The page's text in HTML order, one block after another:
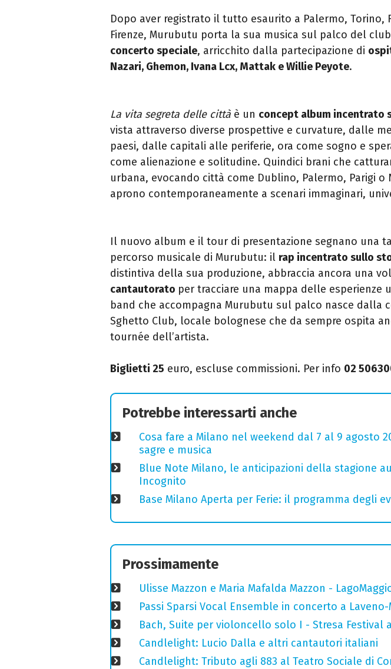
Dopo aver registrato il tutto esaurito a Palermo, Torino,
Firenze, Murubutu porta la sua musica sul palco del
concerto speciale, arricchito dalla partecipazione di
Nazari, Ghemon, Ivana Lcx, Mattak eWillie Peyote.
La vita segreta delle città è un concept album incentrato
vista attraverso diverse prospettive e curvature, dalle
paesi, dalle capitali alle periferie, ora come sogno e
come alienazione e solitudine. Quindici brani che
urbana, evocando città come Dublino, Palermo, Parigi o
aprono contemporaneamente a scenari immaginari,
Il nuovo album e il tour di presentazione segnano una
percorso musicale di Murubutu: il rap incentrato sullo
distintiva della sua produzione, abbraccia ancora una
cantautorato per tracciare una mappa delle esperienze
band che accompagna Murubutu sul palco nasce dalla
Sghetto Club, locale bolognese che da sempre ospita
tournée dell’artista.
Biglietti 25 euro, escluse commissioni. Per info 02
Potrebbe interessarti anche
Cosa fare a Milano nel weekend dal 7 al 9 agosto
sagre e musica
Blue Note Milano, le anticipazioni della stagione
Incognito
Base Milano Aperta per Ferie: il programma degli
Prossimamente
Ulisse Mazzon e Maria Mafalda Mazzon -
Passi Sparsi Vocal Ensemble in concerto a
Bach, Suite per violoncello solo I - Stresa Festival
Candlelight: Lucio Dalla e altri cantautori italiani
Candlelight: Tributo agli 883 al Teatro Sociale di